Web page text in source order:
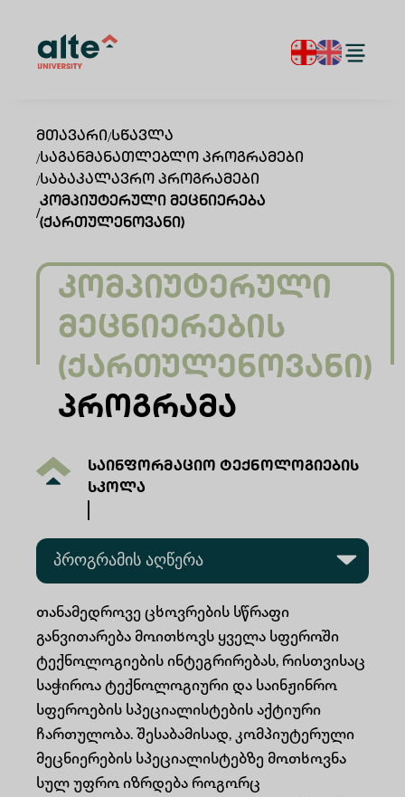
Მთავარი/Სწავლა
/Საგანმანათლებლო Პროგრამები
/Საბაკალავრო Პროგრამები
/
Კომპიუტერული Მეცნიერება
(ქართულენოვანი)
Კომპიუტერული
Მეცნიერების
(ქართულენოვანი)
Პროგრამა
საინფორმაციო ტექნოლოგიების
სკოლა
პროგრამის აღწერა
პროგრამის სტრუქტურა
მიღების წესები და ფასი
დასაქმების შესაძლებლობები
საკონტაქტო ინფორმაცია
ხშირად დასმული კითხვები
თანამედროვე ცხოვრების სწრაფი
განვითარება მოითხოვს ყველა სფეროში
ტექნოლოგიების ინტეგრირებას, რისთვისაც
საჭიროა ტექნოლოგიური და საინჟინრო
სფეროების სპეციალისტების აქტიური
ჩართულობა. შესაბამისად, კომპიუტერული
მეცნიერების სპეციალისტებზე მოთხოვნა
სულ უფრო იზრდება როგორც